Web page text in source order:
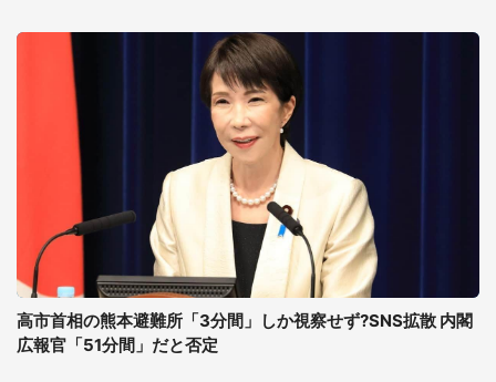
高市首相の熊本避難所「3分間」しか視察せず?SNS拡散 内閣
広報官「51分間」だと否定